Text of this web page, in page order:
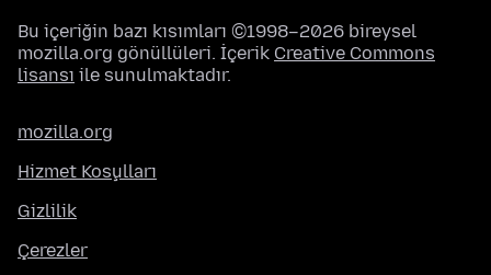
Bu içeriğin bazı kısımları ©1998–2026 bireysel
mozilla.org gönüllüleri. İçerik Creative Commons
lisansı ile sunulmaktadır.
mozilla.org
Hizmet Koşulları
Gizlilik
Çerezler